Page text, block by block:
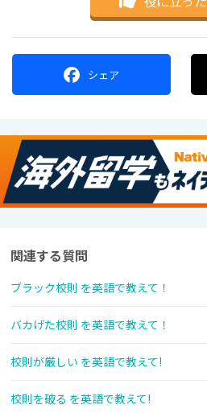
シェア
関連する質問
ブラック校則 を英語で教えて！
バカげた校則 を英語で教えて！
校則が厳しい を英語で教えて!
校則を破る を英語で教えて!